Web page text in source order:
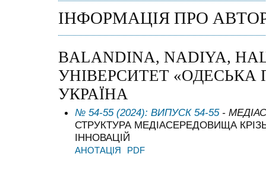
ІНФОРМАЦІЯ ПРО
BALANDINA, NADIYA,
УНІВЕРСИТЕТ «ОДЕСЬКА
УКРАЇНА
№ 54-55 (2024): ВИПУСК 54-55-
СТРУКТУРА МЕДІАСЕРЕДОВИЩА
ІННОВАЦІЙ
АНОТАЦІЯ PDF